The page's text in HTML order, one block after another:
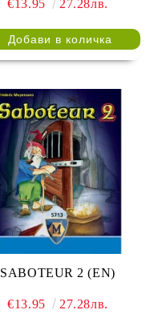
€13.95 27.28лв.
SABOTEUR 2 (EN)
€13.95 27.28лв.